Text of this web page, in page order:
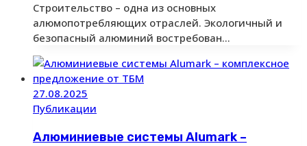
Строительство – одна из основных
алюмопотребляющих отраслей. Экологичный и
безопасный алюминий востребован…
27.08.2025
Публикации
Алюминиевые системы Alumark –